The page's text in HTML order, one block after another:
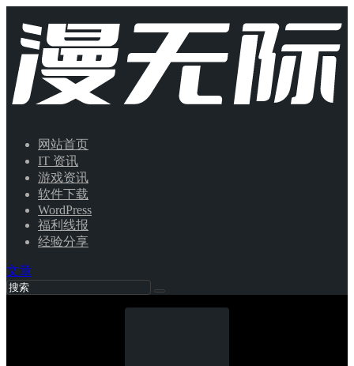
网站首页
IT 资讯
游戏资讯
软件下载
WordPress
福利线报
经验分享
文章